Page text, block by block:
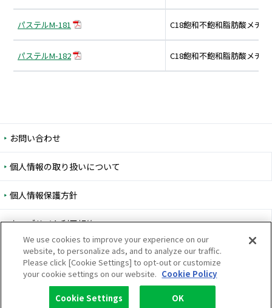
パステルM-181 C18飽和不飽和脂肪酸メチ
パステルM-182 C18飽和不飽和脂肪酸メチ
お問い合わせ
個人情報の取り扱いについて
個人情報保護方針
ウェブサイト利用規約
ウェブアクセシビリティ方針
サイトマップ
We use cookies to improve your experience on our
website, to personalize ads, and to analyze our traffic.
Please click [Cookie Settings] to opt-out or customize
your cookie settings on our website. Cookie Policy
Cookie Settings OK